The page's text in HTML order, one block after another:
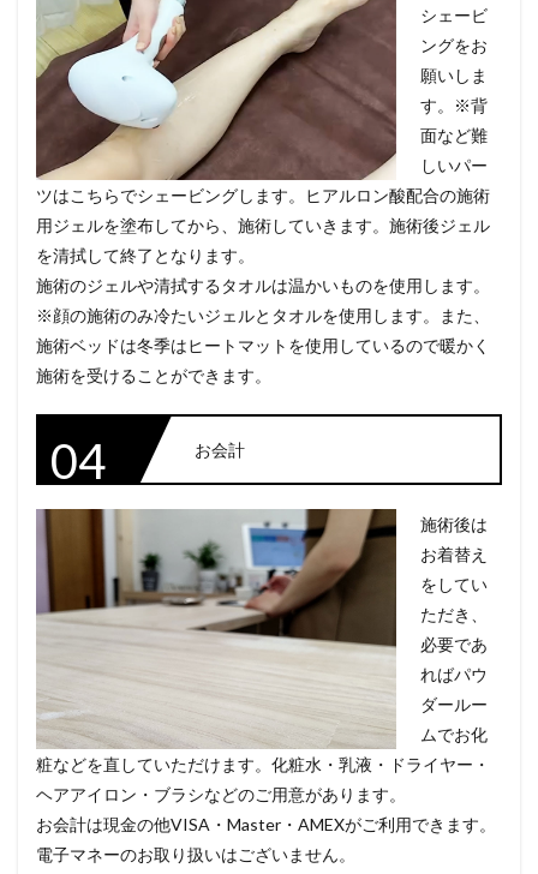
シェービ
ングをお
願いしま
す。※背
面など難
しいパー
ツはこちらでシェービングします。ヒアルロン酸配合の施術
用ジェルを塗布してから、施術していきます。施術後ジェル
を清拭して終了となります。
施術のジェルや清拭するタオルは温かいものを使用します。
※顔の施術のみ冷たいジェルとタオルを使用します。また、
施術ベッドは冬季はヒートマットを使用しているので暖かく
施術を受けることができます。
04 お会計
施術後は
お着替え
をしてい
ただき、
必要であ
ればパウ
ダールー
ムでお化
粧などを直していただけます。化粧水・乳液・ドライヤー・
ヘアアイロン・ブラシなどのご用意があります。
お会計は現金の他VISA・Master・AMEXがご利用できます。
電子マネーのお取り扱いはございません。